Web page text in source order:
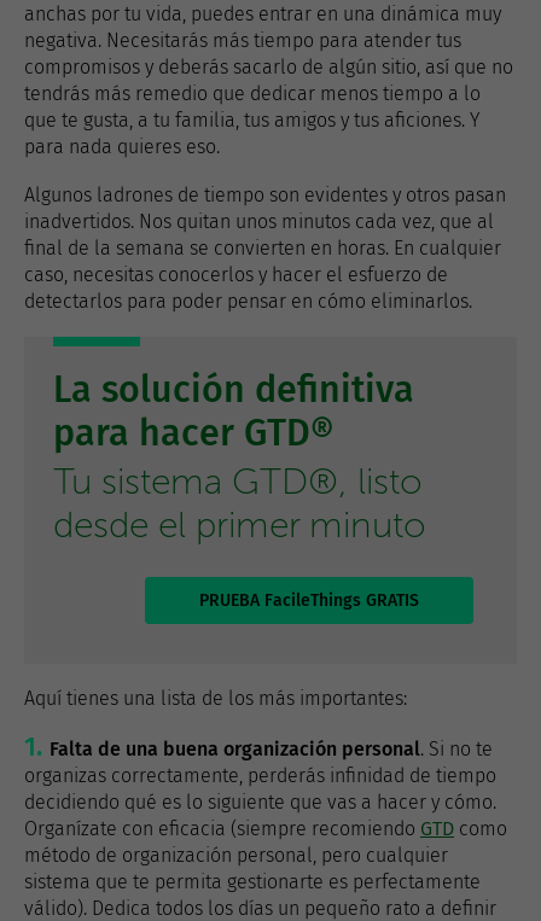
anchas por tu vida, puedes entrar en una dinámica muy
negativa. Necesitarás más tiempo para atender tus
compromisos y deberás sacarlo de algún sitio, así que no
tendrás más remedio que dedicar menos tiempo a lo
que te gusta, a tu familia, tus amigos y tus aficiones. Y
para nada quieres eso.
Algunos ladrones de tiempo son evidentes y otros pasan
inadvertidos. Nos quitan unos minutos cada vez, que al
final de la semana se convierten en horas. En cualquier
caso, necesitas conocerlos y hacer el esfuerzo de
detectarlos para poder pensar en cómo eliminarlos.
La solución definitiva
para hacer GTD®
Tu sistema GTD®, listo
desde el primer minuto
PRUEBA FacileThings GRATIS
Aquí tienes una lista de los más importantes:
Falta de una buena organización personal. Si no te
organizas correctamente, perderás infinidad de tiempo
decidiendo qué es lo siguiente que vas a hacer y cómo.
Organízate con eficacia (siempre recomiendo GTD como
método de organización personal, pero cualquier
sistema que te permita gestionarte es perfectamente
válido). Dedica todos los días un pequeño rato a definir